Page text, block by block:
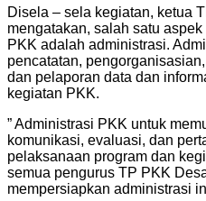
Disela – sela kegiatan, ketua
mengatakan, salah satu
PKK adalah administrasi.
pencatatan,
dan pelaporan data dan
kegiatan PKK.
” Administrasi PKK untuk
komunikasi, evaluasi, dan
pelaksanaan program dan
semua pengurus TP PKK
mempersiapkan administrasi